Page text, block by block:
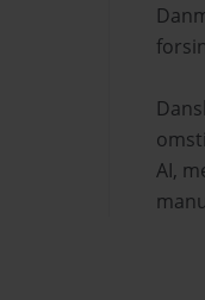
AI,